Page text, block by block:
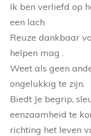
Ik ben verliefd op
een lach
Reuze dankbaar
helpen mag .
Weet als geen
ongelukkig te zijn.
Biedt Je begrip,
eenzaamheid te
richting het leven